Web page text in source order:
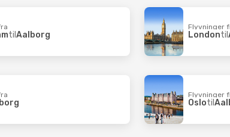
tilAalborg
Flyvninger
Londontil
Flyvninger
Oslotil